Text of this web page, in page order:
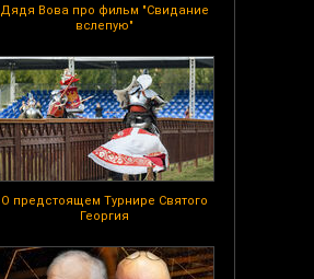
Дядя Вова про фильм "Свидание
вслепую"
О предстоящем Турнире Святого
Георгия